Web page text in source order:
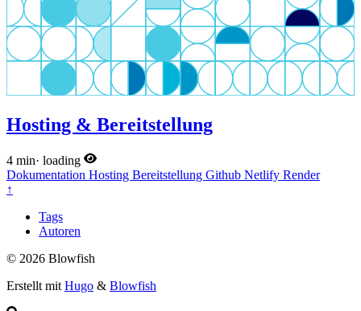
Hosting & Bereitstellung
4 min· loading
Dokumentation Hosting Bereitstellung Github Netlify Render
↑
Tags
Autoren
© 2026 Blowfish
Erstellt mit Hugo & Blowfish